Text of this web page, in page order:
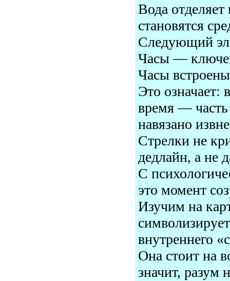
Вода
становятся
Следующий
Часы —
Часы
Это означает:
время — часть
навязано
Стрелки не
дедлайн, а не
С
это момент
Изучим на
внутреннего
Она стоит на
значит, разум